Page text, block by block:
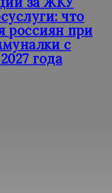
что
россиян при
с
года